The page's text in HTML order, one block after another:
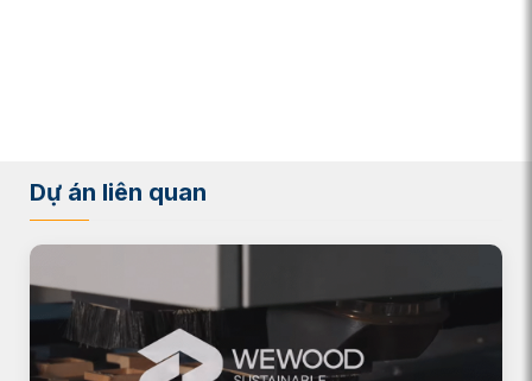
Dự án liên quan